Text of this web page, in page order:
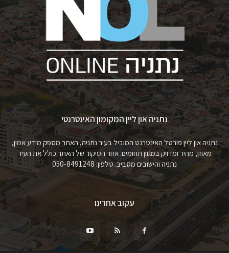
נתניה און ליין המקומון האינטרנטי
נתניה און ליין פורטל האינטרנט המוביל בעיר נתניה, האתר מספק מידע אמין,
מאוזן, מהיר ומדויק במגוון תחומים. אזור הסיקור של האתר כולל את העיר
נתניה והישובים מסביב. טלפון: 050-8491248
עקוב אחרינו